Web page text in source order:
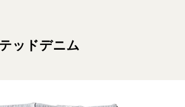
ッドデニム